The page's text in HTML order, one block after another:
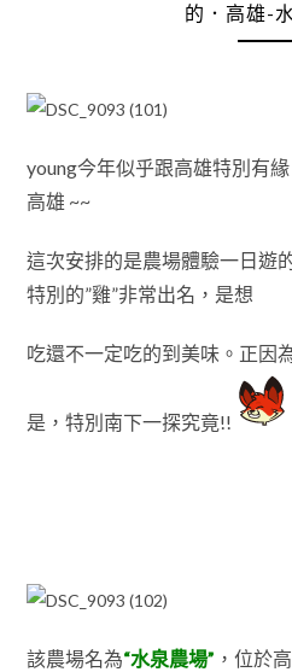
的．高雄-
young今年似乎跟高雄特別有緣
高雄 ~~
這次安排的是農場體驗一日遊
特別的”雞”非常出名 ， 是想
吃還不一定吃的到美味。 正因
是 ，特別南下一探究竟!!
該農場名為“水泉農場” ，位於